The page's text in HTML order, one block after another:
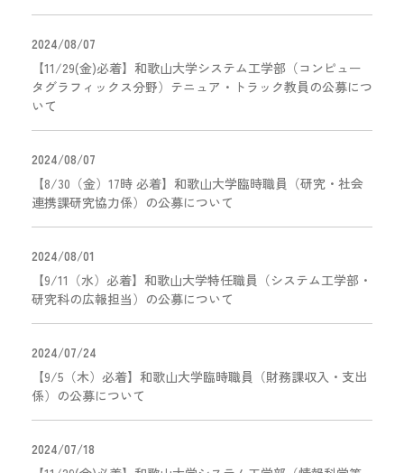
2024/08/07
【11/29(金)必着】和歌山大学システム工学部（コンピュー
タグラフィックス分野）テニュア・トラック教員の公募につ
いて
2024/08/07
【8/30（金）17時 必着】和歌山大学臨時職員（研究・社会
連携課研究協力係）の公募について
2024/08/01
【9/11（水）必着】和歌山大学特任職員（システム工学部・
研究科の広報担当）の公募について
2024/07/24
【9/5（木）必着】和歌山大学臨時職員（財務課収入・支出
係）の公募について
2024/07/18